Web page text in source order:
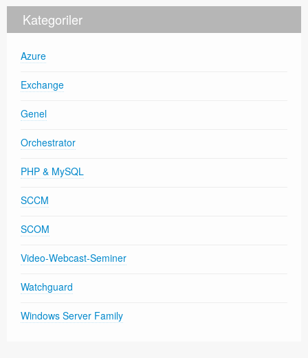
Kategoriler
Azure
Exchange
Genel
Orchestrator
PHP & MySQL
SCCM
SCOM
Video-Webcast-Seminer
Watchguard
Windows Server Family